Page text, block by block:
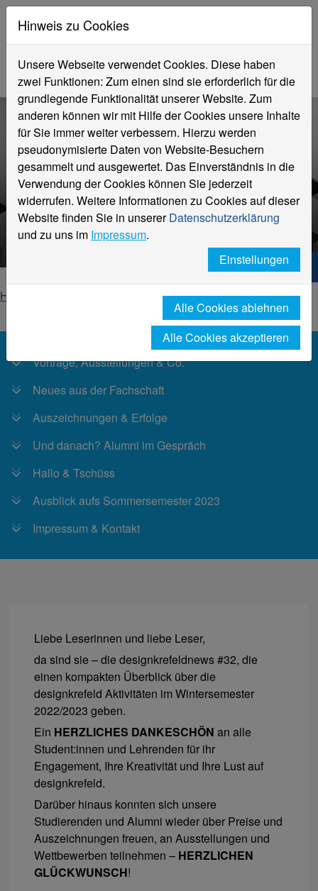
designkrefeldnews #32
Hochschule Niederrhein. Dein Weg.
Home
Fachbereich Design
designkrefeldnews #32
Vorträge, Ausstellungen & Co.
Neues aus der Fachschaft
Auszeichnungen & Erfolge
Und danach? Alumni im Gespräch
Hallo & Tschüss
Ausblick aufs Sommersemester 2023
Impressum & Kontakt
Liebe Leserinnen und liebe Leser,
da sind sie – die designkrefeldnews #32, die
einen kompakten Überblick über die
designkrefeld Aktivitäten im Wintersemester
2022/2023 geben.
Ein HERZLICHES DANKESCHÖN an alle
Student:innen und Lehrenden für ihr
Engagement, Ihre Kreativität und Ihre Lust auf
designkrefeld.
Darüber hinaus konnten sich unsere
Studierenden und Alumni wieder über Preise und
Auszeichnungen freuen, an Ausstellungen und
Wettbewerben teilnehmen – HERZLICHEN
GLÜCKWUNSCH!
Hinweis zu Cookies
Unsere Webseite verwendet Cookies. Diese haben
zwei Funktionen: Zum einen sind sie erforderlich für die
grundlegende Funktionalität unserer Website. Zum
anderen können wir mit Hilfe der Cookies unsere Inhalte
für Sie immer weiter verbessern. Hierzu werden
pseudonymisierte Daten von Website-Besuchern
gesammelt und ausgewertet. Das Einverständnis in die
Verwendung der Cookies können Sie jederzeit
widerrufen. Weitere Informationen zu Cookies auf dieser
Website finden Sie in unsererDatenschutzerklärung
und zu uns im Impressum.
Einstellungen
Alle Cookies ablehnen
Alle Cookies akzeptieren